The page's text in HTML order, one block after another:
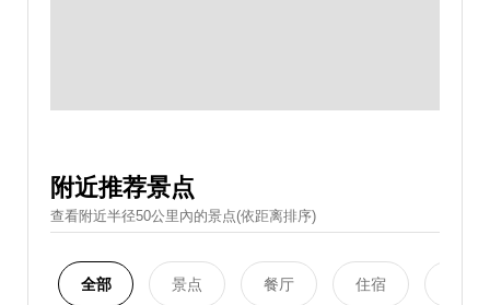
附近推荐景点
查看附近半径50公里內的景点(依距离排序)
全部 景点 餐厅 住宿